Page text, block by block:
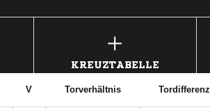
KREUZTABELLE
V Torverhältnis Tordifferenz